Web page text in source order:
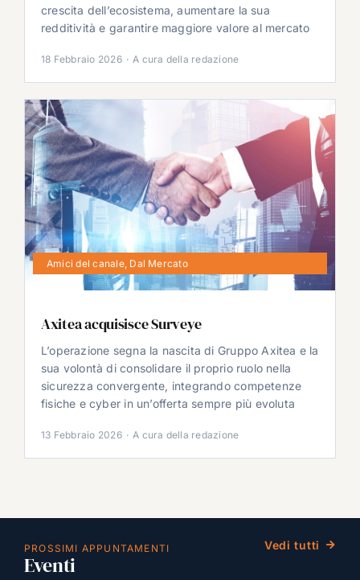
crescita dell’ecosistema, aumentare la sua
redditività e garantire maggiore valore al mercato
18 Febbraio 2026 · A cura della redazione
Amici del canale, Dal Mercato
Axitea acquisisce Surveye
L’operazione segna la nascita di Gruppo Axitea e la
sua volontà di consolidare il proprio ruolo nella
sicurezza convergente, integrando competenze
fisiche e cyber in un’offerta sempre più evoluta
13 Febbraio 2026 · A cura della redazione
PROSSIMI APPUNTAMENTI
Eventi
Vedi tutti